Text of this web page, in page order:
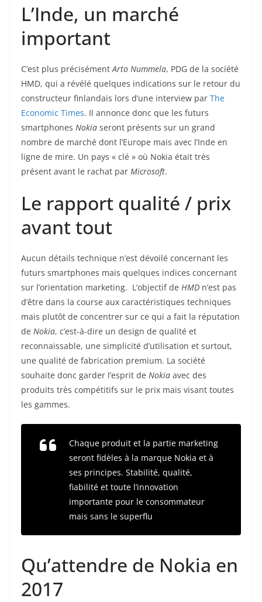
L’Inde, un marché
important
C’est plus précisément Arto Nummela, PDG de la société
HMD, qui a révélé quelques indications sur le retour du
constructeur finlandais lors d’une interview par The
Economic Times. Il annonce donc que les futurs
smartphones Nokia seront présents sur un grand
nombre de marché dont l’Europe mais avec l’Inde en
ligne de mire. Un pays « clé » où Nokia était très
présent avant le rachat par Microsoft.
Le rapport qualité / prix
avant tout
Aucun détails technique n’est dévoilé concernant les
futurs smartphones mais quelques indices concernant
sur l’orientation marketing. L’objectif de HMD n’est pas
d’être dans la course aux caractéristiques techniques
mais plutôt de concentrer sur ce qui a fait la réputation
de Nokia, c’est-à-dire un design de qualité et
reconnaissable, une simplicité d’utilisation et surtout,
une qualité de fabrication premium. La société
souhaite donc garder l’esprit de Nokia avec des
produits très compétitifs sur le prix mais visant toutes
les gammes.
Chaque produit et la partie marketing
seront fidèles à la marque Nokia et à
ses principes. Stabilité, qualité,
fiabilité et toute l’innovation
importante pour le consommateur
mais sans le superflu
Qu’attendre de Nokia en
2017